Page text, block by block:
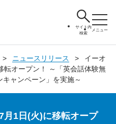
サイト内
検索
メニュー
ニュースリリース
イーオ
オープン！ ～「英会話体験無
ャンペーン」を実施～
1日(火)に移転オープ